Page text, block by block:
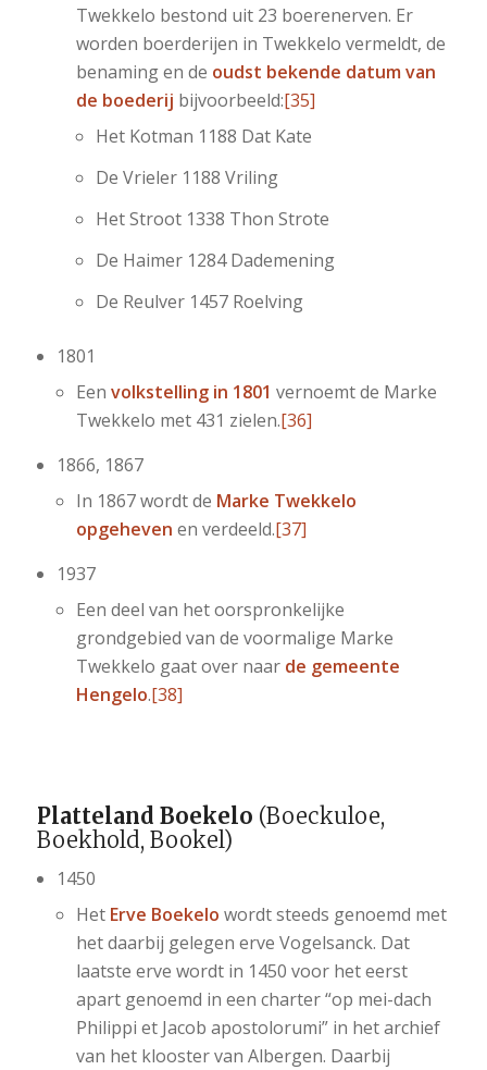
Twekkelo bestond uit 23 boerenerven. Er
worden boerderijen in Twekkelo vermeldt, de
benaming en de oudst bekende datum van
de boederij bijvoorbeeld:[35]
Het Kotman 1188 Dat Kate
De Vrieler 1188 Vriling
Het Stroot 1338 Thon Strote
De Haimer 1284 Dademening
De Reulver 1457 Roelving
1801
Een volkstelling in 1801 vernoemt de Marke
Twekkelo met 431 zielen.[36]
1866, 1867
In 1867 wordt de Marke Twekkelo
opgeheven en verdeeld.[37]
1937
Een deel van het oorspronkelijke
grondgebied van de voormalige Marke
Twekkelo gaat over naarde gemeente
Hengelo.[38]
Platteland Boekelo (Boeckuloe,
Boekhold, Bookel)
1450
Het Erve Boekelo wordt steeds genoemd met
het daarbij gelegen erve Vogelsanck. Dat
laatste erve wordt in 1450 voor het eerst
apart genoemd in een charter “op mei-dach
Philippi et Jacob apostolorumi” in het archief
van het klooster van Albergen. Daarbij